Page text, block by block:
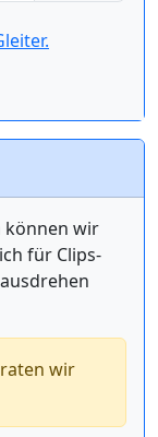
können wir
für Clips-
wir